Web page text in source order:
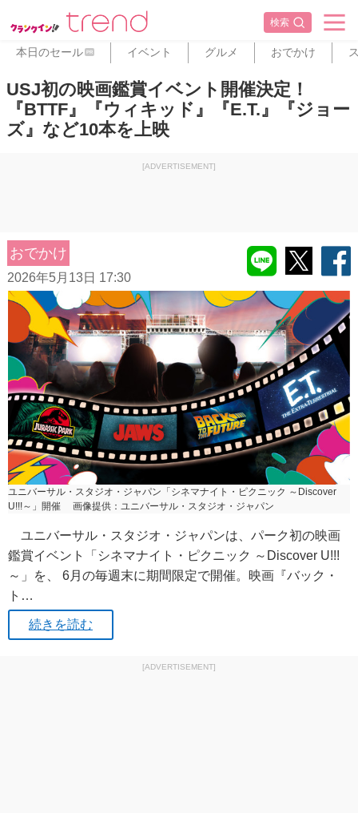
検索
本日のセール PR イベント グルメ おでかけ
USJ初の映画鑑賞イベント開催決定！
『BTTF』『ウィキッド』『E.T.』『ジョー
ズ』など10本を上映
[ADVERTISEMENT]
おでかけ
2026年5月13日 17:30
ユニバーサル・スタジオ・ジャパン「シネマナイト・ピクニック ～Discover
U!!!～」開催 画像提供：ユニバーサル・スタジオ・ジャパン
ユニバーサル・スタジオ・ジャパンは、パーク初の映画
鑑賞イベント「シネマナイト・ピクニック ～Discover U!!!
～」を、 6月の毎週末に期間限定で開催。映画『バック・
ト…
続きを読む
[ADVERTISEMENT]